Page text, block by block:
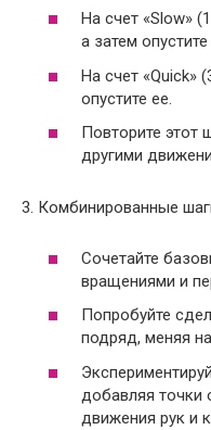
На счет «Slow»
а затем опустите
На счет «Quick»
опустите ее.
Повторите этот
другими
3. Комбинированные
Сочетайте
вращениями и
Попробуйте
подряд, меняя
добавляя точки
движения рук и